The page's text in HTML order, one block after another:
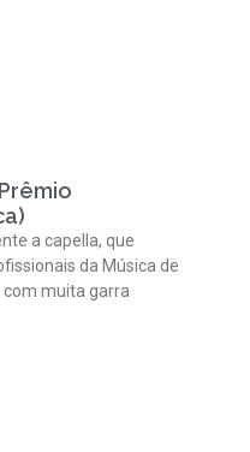
a capella, que
da Música de
muita garra